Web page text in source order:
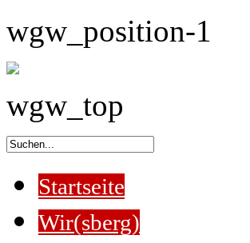
wgw_position-1
wgw_top
Startseite
Wir(sberg)